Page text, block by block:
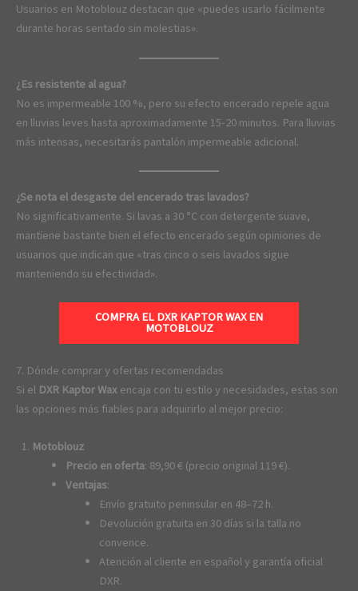
Usuarios en Motoblouz destacan que «puedes usarlo fácilmente
durante horas sentado sin molestias».
¿Es resistente al agua?
No es impermeable 100 %, pero su efecto encerado repele agua
en lluvias leves hasta aproximadamente 15-20 minutos. Para lluvias
más intensas, necesitarás pantalón impermeable adicional.
¿Se nota el desgaste del encerado tras lavados?
No significativamente. Si lavas a 30 °C con detergente suave,
mantiene bastante bien el efecto encerado según opiniones de
usuarios que indican que «tras cinco o seis lavados sigue
manteniendo su efectividad».
COMPRA EL DXR KAPTOR WAX EN
MOTOBLOUZ
7. Dónde comprar y ofertas recomendadas
Si el DXR Kaptor Waxencaja con tu estilo y necesidades, estas son
las opciones más fiables para adquirirlo al mejor precio:
Motoblouz
Precio en oferta: 89,90 € (precio original 119 €).
Ventajas:
Envío gratuito peninsular en 48–72 h.
Devolución gratuita en 30 días si la talla no
convence.
Atención al cliente en español y garantía oficial
DXR.